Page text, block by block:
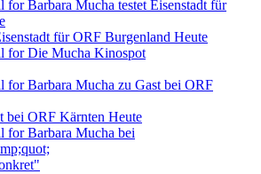
für ORF Burgenland Heute
bei ORF Kärnten Heute